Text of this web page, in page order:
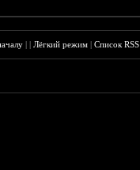
||Лёгкий режим |Список RSS